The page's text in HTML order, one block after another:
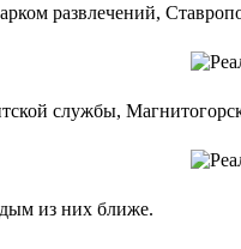
развлечений,
службы,
из них ближе.